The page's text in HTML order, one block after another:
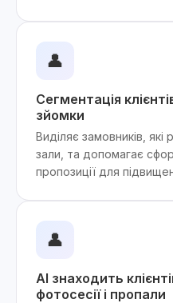
👤
Сегментація
зйомки
Виділяє замовників,
зали, та допомагає
пропозиції для
👤
AI знаходить
фотосесії і пропали